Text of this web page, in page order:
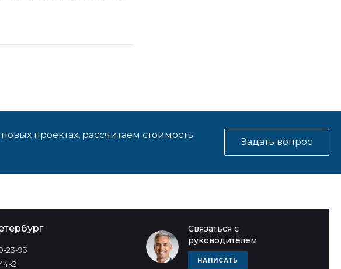
проектах, рассчитаем стоимость
Задать вопрос
Связаться с
руководителем
НАПИСАТЬ
23-93